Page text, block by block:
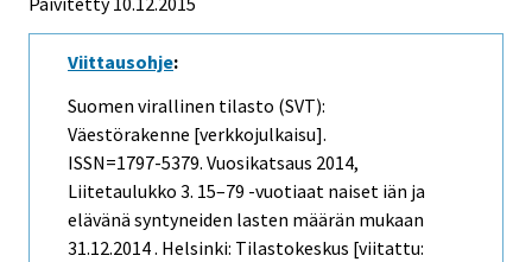
Viittausohje:
Suomen virallinen tilasto (SVT):
Väestörakenne [verkkojulkaisu].
ISSN=1797-5379. Vuosikatsaus 2014,
Liitetaulukko 3. 15–79 -vuotiaat naiset iän ja
elävänä syntyneiden lasten määrän mukaan
31.12.2014 . Helsinki: Tilastokeskus [viitattu: